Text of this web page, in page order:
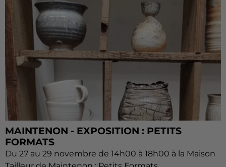
MAINTENON - EXPOSITION : PETITS
FORMATS
Du 27 au 29 novembre de 14h00 à 18h00 à la Maison